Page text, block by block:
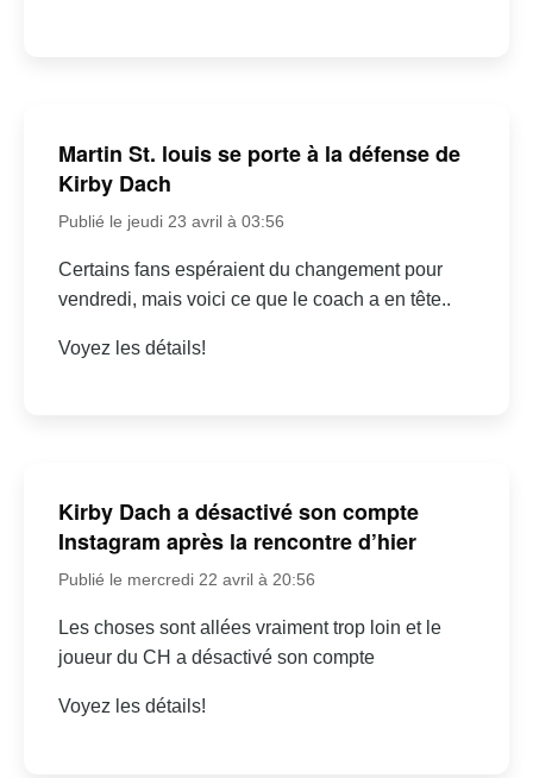
Martin St. louis se porte à la défense de
Kirby Dach
Publié le jeudi 23 avril à 03:56
Certains fans espéraient du changement pour
vendredi, mais voici ce que le coach a en tête..
Voyez les détails!
Kirby Dach a désactivé son compte
Instagram après la rencontre d’hier
Publié le mercredi 22 avril à 20:56
Les choses sont allées vraiment trop loin et le
joueur du CH a désactivé son compte
Voyez les détails!